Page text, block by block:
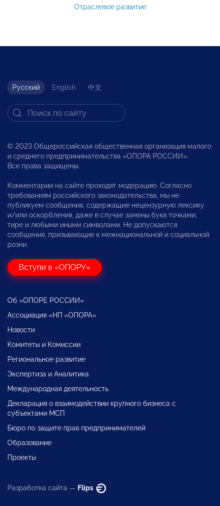
Отраслевое развитие
Русский English 中文
© 2023 Общероссийская общественная организация малого
и среднего предпринимательства «ОПОРА РОССИИ».
Все права защищены.
Комментарии на сайте проходят модерацию. Согласно
требованиям российского законодательства, мы не
публикуем сообщения, содержащие нецензурную лексику
и/или оскорбления, даже в случае замены букв точками,
тире и любыми иными символами. Не допускаются
сообщения, призывающие к межнациональной и социальной
розни.
Вступи в «ОПОРУ»
Об «ОПОРЕ РОССИИ»
Ассоциация «НП «ОПОРА»
Новости
Комитеты и Комиссии
Региональное развитие
Экспертиза и Аналитика
Международная деятельность
Декларация о взаимодействии крупного бизнеса с
субъектами МСП
Бюро по защите прав предпринимателей
Образование
Проекты
Разработка сайта — Flips